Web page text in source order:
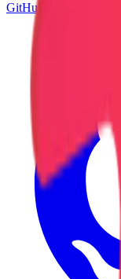
GitHub